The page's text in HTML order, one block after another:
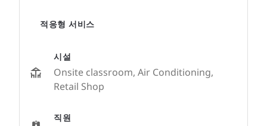
적응형 서비스
시설
Onsite classroom, Air Conditioning,
Retail Shop
직원